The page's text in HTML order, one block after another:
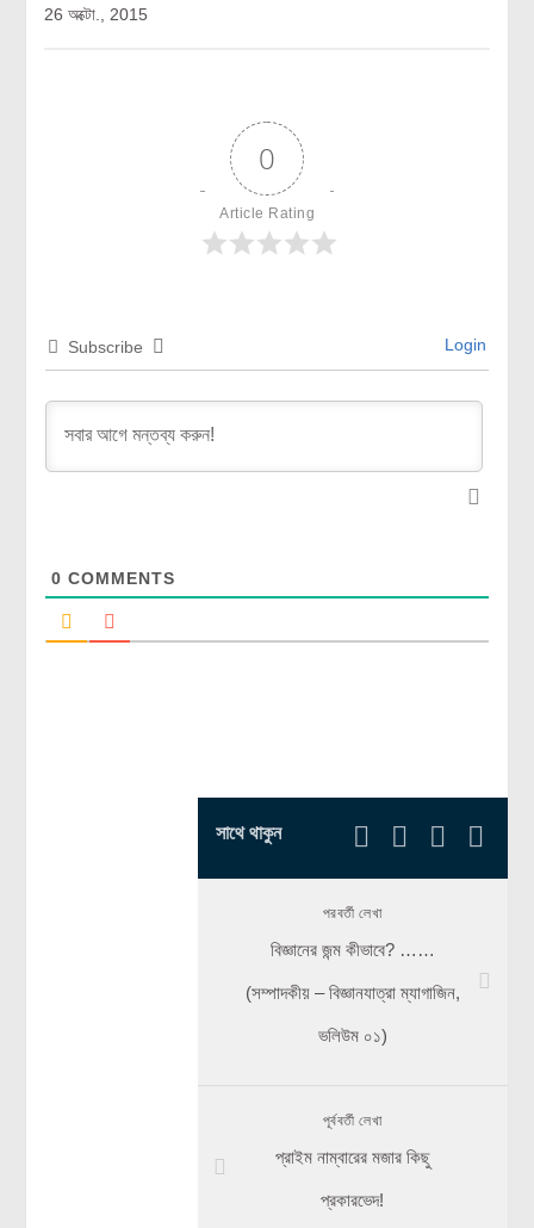
26 অক্টো., 2015
0
Article Rating
Subscribe Login
0 COMMENTS
সাথে থাকুন
পরবর্তী লেখা
বিজ্ঞানের জন্ম কীভাবে? ……
(সম্পাদকীয় – বিজ্ঞানযাত্রা ম্যাগাজিন,
ভলিউম ০১)
পূর্ববর্তী লেখা
প্রাইম নাম্বারের মজার কিছু
প্রকারভেদ!